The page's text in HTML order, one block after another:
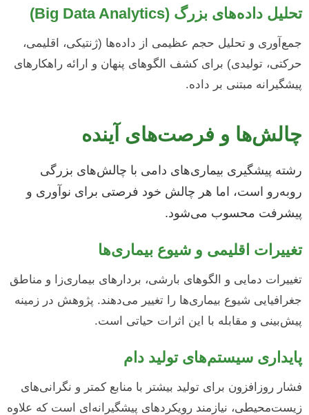
تحلیل داده‌های بزرگ (Big Data Analytics)
جمع‌آوری و تحلیل حجم عظیمی از داده‌ها (ژنتیکی، اقلیمی،
حرکتی، تولیدی) برای کشف الگوهای پنهان و ارائه راهکارهای
پیشگیرانه مبتنی بر داده.
چالش‌ها و فرصت‌های آینده
رشته پیشگیری بیماری‌های دامی با چالش‌های بزرگی
روبه‌رو است، اما هر چالش خود فرصتی برای نوآوری و
پیشرفت محسوب می‌شود.
تغییرات اقلیمی و شیوع بیماری‌ها
تغییرات دمایی و الگوهای بارشی، بردارهای بیماری‌زا و مناطق
جغرافیایی شیوع بیماری‌ها را تغییر می‌دهند. پژوهش در زمینه
پیش‌بینی و مقابله با این اثرات حیاتی است.
پایداری سیستم‌های تولید دام
فشار روزافزون برای تولید بیشتر با منابع کمتر و نگرانی‌های
زیست‌محیطی، نیازمند رویکردهای پیشگیرانه‌ای است که علاوه